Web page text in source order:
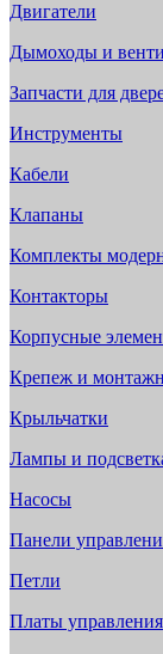
Двигатели
Дымоходы и
Запчасти для
Инструменты
Кабели
Клапаны
Комплекты
Контакторы
Корпусные
Крепеж и
Крыльчатки
Лампы и
Насосы
Панели
Петли
Платы управления